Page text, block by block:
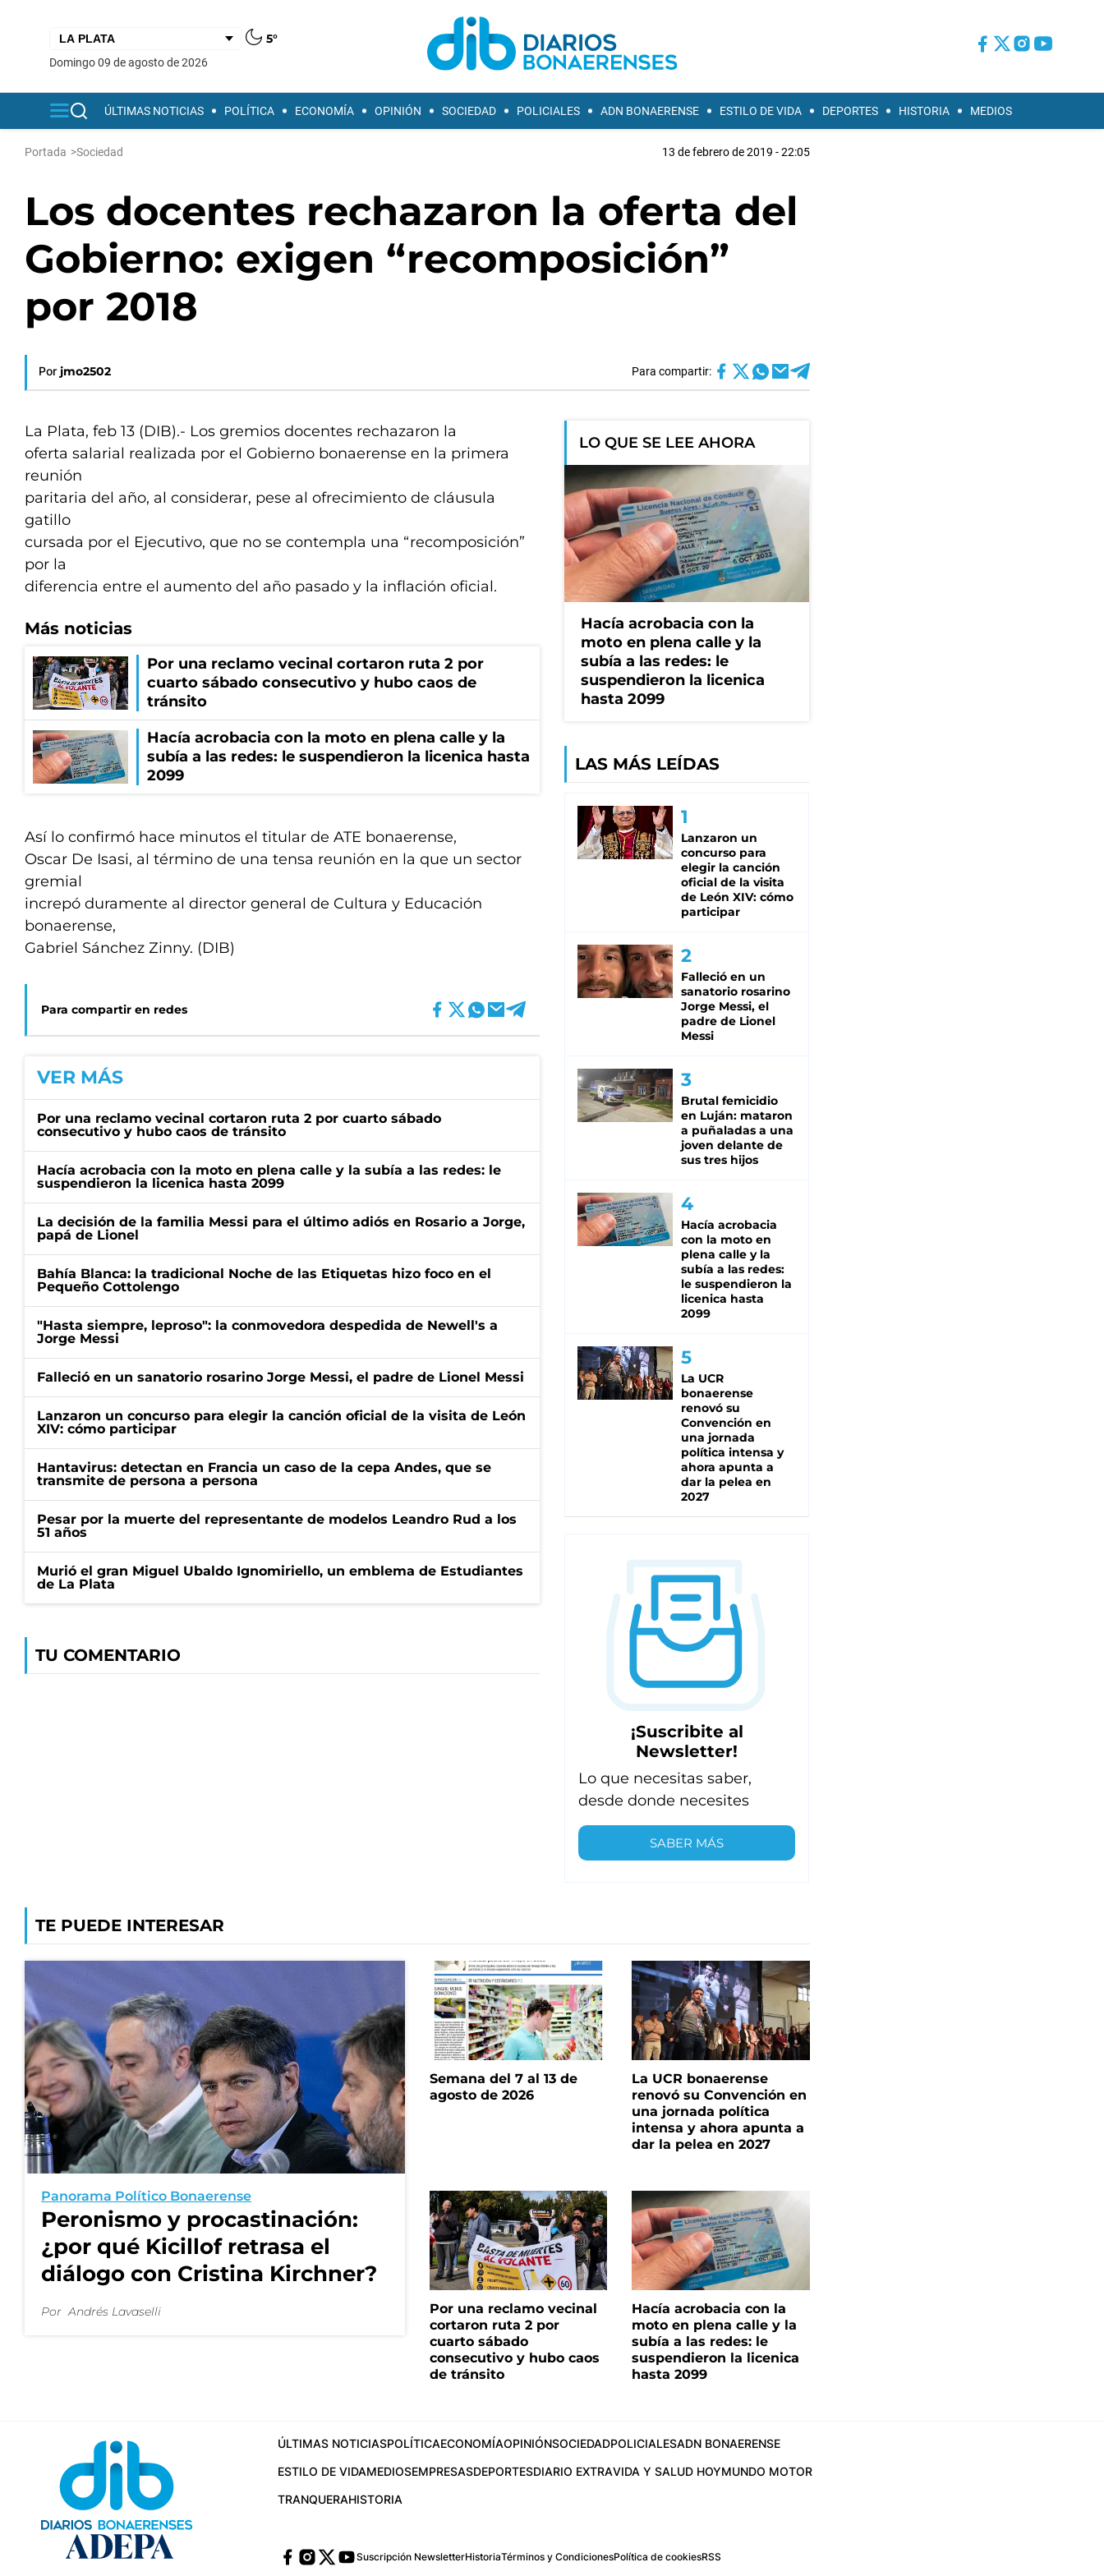
5°
domingo 09 de agosto de 2026
ÚLTIMAS NOTICIAS POLÍTICA ECONOMÍA OPINIÓN SOCIEDAD POLICIALES ADN BONAERENSE ESTILO DE VIDA DEPORTES HISTORIA MEDIOS
Portada >Sociedad 13 de febrero de 2019 - 22:05
Los docentes rechazaron la oferta del
Gobierno: exigen “recomposición”
por 2018
Por jmo2502 Para compartir:
La Plata, feb 13 (DIB).- Los gremios docentes rechazaron la
oferta salarial realizada por el Gobierno bonaerense en la primera
reunión
paritaria del año, al considerar, pese al ofrecimiento de cláusula
gatillo
cursada por el Ejecutivo, que no se contempla una “recomposición”
por la
diferencia entre el aumento del año pasado y la inflación oficial.
Más noticias
Por una reclamo vecinal cortaron ruta 2 por
cuarto sábado consecutivo y hubo caos de
tránsito
Hacía acrobacia con la moto en plena calle y la
subía a las redes: le suspendieron la licenica hasta
2099
Así lo confirmó hace minutos el titular de ATE bonaerense,
Oscar De Isasi, al término de una tensa reunión en la que un sector
gremial
increpó duramente al director general de Cultura y Educación
bonaerense,
Gabriel Sánchez Zinny. (DIB)
Para compartir en redes
VER MÁS
Por una reclamo vecinal cortaron ruta 2 por cuarto sábado
consecutivo y hubo caos de tránsito
Hacía acrobacia con la moto en plena calle y la subía a las redes: le
suspendieron la licenica hasta 2099
La decisión de la familia Messi para el último adiós en Rosario a Jorge,
papá de Lionel
Bahía Blanca: la tradicional Noche de las Etiquetas hizo foco en el
Pequeño Cottolengo
"Hasta siempre, leproso": la conmovedora despedida de Newell's a
Jorge Messi
Falleció en un sanatorio rosarino Jorge Messi, el padre de Lionel Messi
Lanzaron un concurso para elegir la canción oficial de la visita de León
XIV: cómo participar
Hantavirus: detectan en Francia un caso de la cepa Andes, que se
transmite de persona a persona
Pesar por la muerte del representante de modelos Leandro Rud a los
51 años
Murió el gran Miguel Ubaldo Ignomiriello, un emblema de Estudiantes
de La Plata
TU COMENTARIO
LO QUE SE LEE AHORA
Hacía acrobacia con la
moto en plena calle y la
subía a las redes: le
suspendieron la licenica
hasta 2099
LAS MÁS LEÍDAS
Lanzaron un
concurso para
elegir la canción
oficial de la visita
de León XIV: cómo
participar
Falleció en un
sanatorio rosarino
Jorge Messi, el
padre de Lionel
Messi
Brutal femicidio
en Luján: mataron
a puñaladas a una
joven delante de
sus tres hijos
Hacía acrobacia
con la moto en
plena calle y la
subía a las redes:
le suspendieron la
licenica hasta
2099
La UCR
bonaerense
renovó su
Convención en
una jornada
política intensa y
ahora apunta a
dar la pelea en
2027
¡Suscribite al
Newsletter!
Lo que necesitas saber,
desde donde necesites
SABER MÁS
TE PUEDE INTERESAR
Panorama Político Bonaerense
Peronismo y procastinación:
¿por qué Kicillof retrasa el
diálogo con Cristina Kirchner?
Por Andrés Lavaselli
Semana del 7 al 13 de
agosto de 2026
La UCR bonaerense
renovó su Convención en
una jornada política
intensa y ahora apunta a
dar la pelea en 2027
Por una reclamo vecinal
cortaron ruta 2 por
cuarto sábado
consecutivo y hubo caos
de tránsito
Hacía acrobacia con la
moto en plena calle y la
subía a las redes: le
suspendieron la licenica
hasta 2099
ÚLTIMAS NOTICIASPOLÍTICAECONOMÍAOPINIÓNSOCIEDADPOLICIALESADN BONAERENSE
ESTILO DE VIDAMEDIOSEMPRESASDEPORTESDIARIO EXTRAVIDA Y SALUD HOYMUNDO MOTOR
TRANQUERAHISTORIA
Suscripción NewsletterHistoriaTérminos y CondicionesPolítica de cookiesRSS